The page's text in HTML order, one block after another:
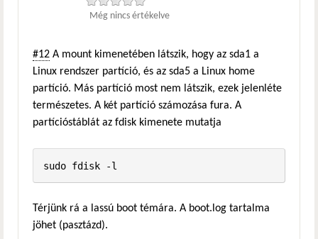
Még nincs értékelve
#12 A mount kimenetében látszik, hogy az sda1 a
Linux rendszer partíció, és az sda5 a Linux home
partíció. Más partíció most nem látszik, ezek jelenléte
természetes. A két partíció számozása fura. A
partícióstáblát az fdisk kimenete mutatja
sudo fdisk -l
Térjünk rá a lassú boot témára. A boot.log tartalma
jöhet (pasztázd).